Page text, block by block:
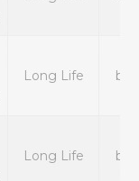
Long Life
Long Life